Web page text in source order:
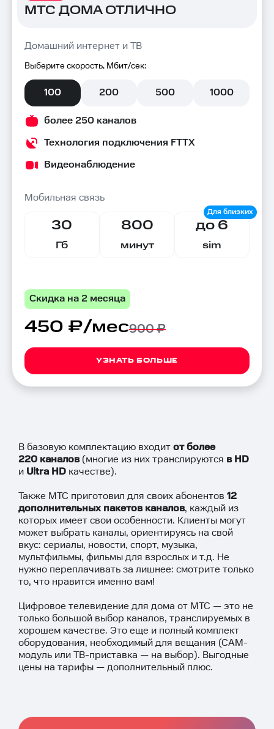
МТС ДОМА ОТЛИЧНО
Домашний интернет и ТВ
Выберите скорость, Мбит/сек:
100 200 500 1000
более 250 каналов
Технология подключения FTTX
Видеонаблюдение
Мобильная связь
30
Гб
800
минут
до 6
sim
Скидка на 2 месяца
450 ₽/мес900 ₽
УЗНАТЬ БОЛЬШЕ
В базовую комплектацию входит от более
220 каналов(многие из них транслируются в HD
и Ultra HD качестве).
Также МТС приготовил для своих абонентов 12
дополнительных пакетов каналов, каждый из
которых имеет свои особенности. Клиенты могут
может выбрать каналы, ориентируясь на свой
вкус: сериалы, новости, спорт, музыка,
мультфильмы, фильмы для взрослых и т.д. Не
нужно переплачивать за лишнее: смотрите только
то, что нравится именно вам!
Цифровое телевидение для дома от МТС — это не
только большой выбор каналов, транслируемых в
хорошем качестве. Это еще и полный комплект
оборудования, необходимый для вещания (САМ-
модуль или ТВ-приставка — на выбор). Выгодные
цены на тарифы — дополнительный плюс.